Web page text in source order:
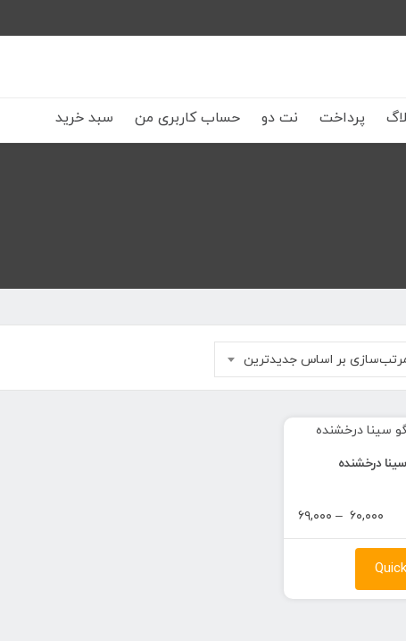
پرداخت نت دو حساب کاربری من سبد خرید
بر اساس جدیدترین
درخشنده
۶۰,۰۰۰ – ۶۹,۰۰۰
قیمت:
۶۹,۰۰۰ تومان